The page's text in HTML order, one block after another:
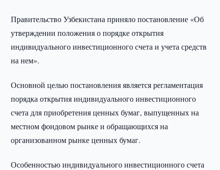
Правительство Узбекистана приняло постановление «Об
утверждении положения о порядке открытия
индивидуального инвестиционного счета и учета средств
на нем».
Основной целью постановления является регламентация
порядка открытия индивидуального инвестиционного
счета для приобретения ценных бумаг, выпущенных на
местном фондовом рынке и обращающихся на
организованном рынке ценных бумаг.
Особенностью индивидуального инвестиционного счета